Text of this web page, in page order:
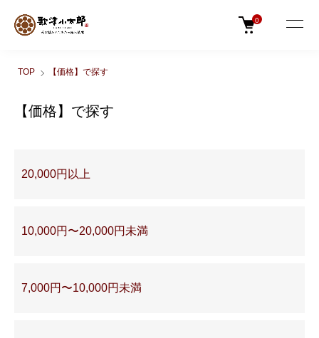
0
TOP 【価格】で探す
【価格】で探す
20,000円以上
10,000円〜20,000円未満
7,000円〜10,000円未満